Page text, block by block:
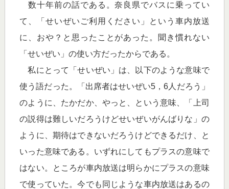
数十年前の話である。奈良県でバスに乗ってい
て、「せいぜいご利用ください」という車内放送
に、おや？と思ったことがあった。聞き慣れない
「せいぜい」の使い方だったからである。
私にとって「せいぜい」は、以下のような意味で
使う語だった。「出席者はせいぜい5，6人だろう」
のように、たかだか、やっと、という意味、「上司
の説得は難しいだろうけどせいぜいがんばりな」の
ように、期待はできないだろうけどできるだけ、と
いった意味である。いずれにしてもプラスの意味で
はない。ところが車内放送は明らかにプラスの意味
で使っていた。今でも同じような車内放送はあるの